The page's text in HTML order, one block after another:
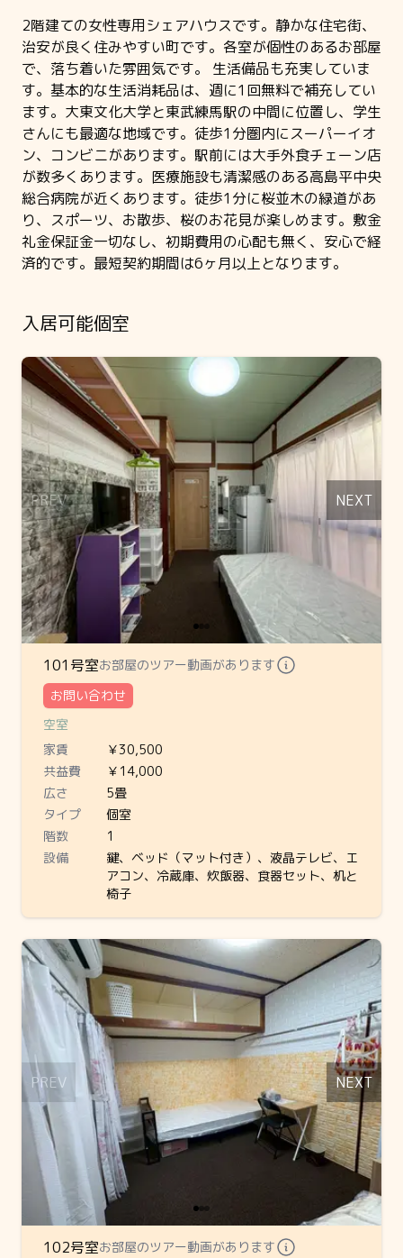
2階建ての女性専用シェアハウスです。静かな住宅街、
治安が良く住みやすい町です。各室が個性のあるお部屋
で、落ち着いた雰囲気です。 生活備品も充実していま
す。基本的な生活消耗品は、週に1回無料で補充してい
ます。大東文化大学と東武練馬駅の中間に位置し、学生
さんにも最適な地域です。徒歩1分圏内にスーパーイオ
ン、コンビニがあります。駅前には大手外食チェーン店
が数多くあります。医療施設も清潔感のある高島平中央
総合病院が近くあります。徒歩1分に桜並木の緑道があ
り、スポーツ、お散歩、桜のお花見が楽しめます。敷金
礼金保証金一切なし、初期費用の心配も無く、安心で経
済的です。最短契約期間は6ヶ月以上となります。
入居可能個室
Slide 1 of 3
PREV NEXT
101号室お部屋のツアー動画があります
お問い合わせ
空室
家賃
￥30,500
共益費
￥14,000
広さ
5畳
タイプ
個室
階数
1
設備
鍵、ベッド（マット付き）、液晶テレビ、エ
アコン、冷蔵庫、炊飯器、食器セット、机と
椅子
Slide 1 of 3
PREV NEXT
102号室お部屋のツアー動画があります